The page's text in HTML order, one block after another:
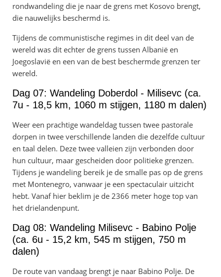
rondwandeling die je naar de grens met Kosovo brengt,
die nauwelijks beschermd is.
Tijdens de communistische regimes in dit deel van de
wereld was dit echter de grens tussen Albanië en
Joegoslavië en een van de best beschermde grenzen ter
wereld.
Dag 07: Wandeling Doberdol - Milisevc (ca.
7u - 18,5 km, 1060 m stijgen, 1180 m dalen)
Weer een prachtige wandeldag tussen twee pastorale
dorpen in twee verschillende landen die dezelfde cultuur
en taal delen. Deze twee valleien zijn verbonden door
hun cultuur, maar gescheiden door politieke grenzen.
Tijdens je wandeling bereik je de smalle pas op de grens
met Montenegro, vanwaar je een spectaculair uitzicht
hebt. Vanaf hier beklim je de 2366 meter hoge top van
het drielandenpunt.
Dag 08: Wandeling Milisevc - Babino Polje
(ca. 6u - 15,2 km, 545 m stijgen, 750 m
dalen)
De route van vandaag brengt je naar Babino Polje. De